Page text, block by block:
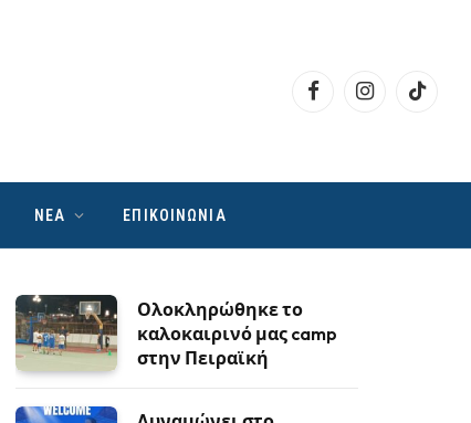
FacebookInstagramTikTok
ΝΕΑ ΕΠΙΚΟΙΝΩΝΙΑ
Ολοκληρώθηκε το
καλοκαιρινό μας camp
στην Πειραϊκή